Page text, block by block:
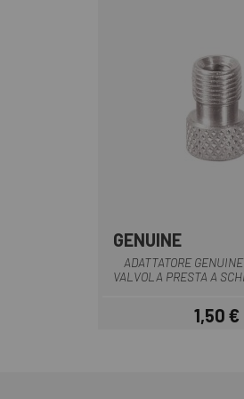
GENUINE
ADATTATORE
VALVOLA PRESTA A
1,50 €